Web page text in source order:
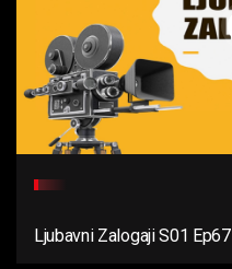
Ljubavni Zalogaji S01 Ep67